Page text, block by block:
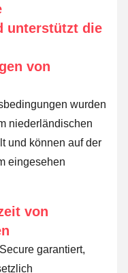
unterstützt die
von
wurden
niederländischen
und können auf der
eingesehen
von
garantiert,